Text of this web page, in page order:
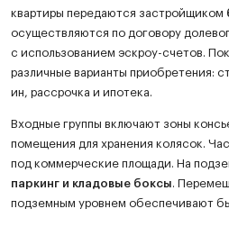
квартиры передаются застройщиком
осуществляются по договору
с использованием эскроу-счетов.
различные варианты приобретения:
ин, рассрочка и ипотека.
Входные группы включают зоны
помещения для хранения колясок.
под коммерческие площади. На
паркинг и кладовые боксы .
подземным уровнем обеспечивают